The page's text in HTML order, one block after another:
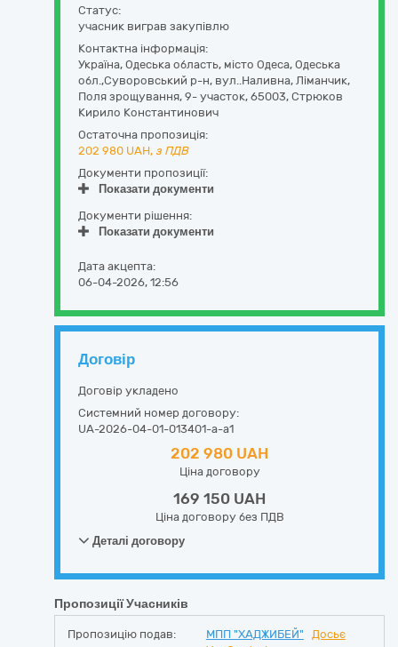
Статус:
учасник виграв закупівлю
Контактна інформація:
Україна, Одеська область, місто Одеса, Одеська
обл.,Суворовський р-н, вул..Наливна, Ліманчик,
Поля зрощування, 9- участок, 65003, Стрюков
Кирило Константинович
Остаточна пропозиція:
202 980 UAH, з ПДВ
Документи пропозиції:
Показати документи
Документи рішення:
Показати документи
Дата акцепта:
06-04-2026, 12:56
Договір
Договір укладено
Системний номер договору:
UA-2026-04-01-013401-a-a1
202 980 UAH
Ціна договору
169 150 UAH
Ціна договору без ПДВ
Деталі договору
Пропозиції Учасників
Пропозицію подав: МПП "ХАДЖИБЕЙ"
Досьє